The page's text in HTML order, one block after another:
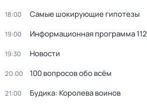
18:00 Самые шoкиpующие гипотезы
19:00 Информационная программа 112
19:30 Новости
20:00 100 вопросов обо всём
21:00 Будика: Королева воинов